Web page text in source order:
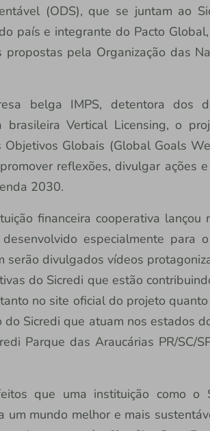
(ODS), que se juntam ao
país e integrante do Pacto
propostas pela Organização das
belga IMPS, detentora dos
brasileira Vertical Licensing, o
Objetivos Globais (Global Goals
reflexões, divulgar ações
2030.
financeira cooperativa
especialmente para
serão divulgados vídeos
do Sicredi que estão
no site oficial do projeto
Sicredi que atuam nos estados
Parque das Araucárias PR/SC/
que uma instituição como o
um mundo melhor e mais